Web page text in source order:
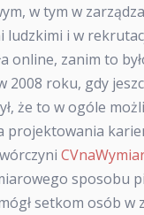
w tym w
ludzkimi i w
online, zanim to
2008 roku, gdy
że to w ogóle
projektowania
sposobu
setkom osób w